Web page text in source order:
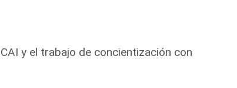
y el trabajo de concientización con